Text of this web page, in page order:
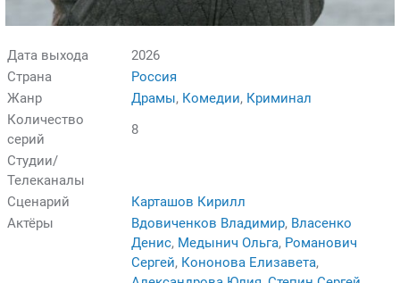
Дата выхода
2026
Страна
Россия
Жанр
Драмы, Комедии, Криминал
Количество
серий
8
Студии/
Телеканалы
Сценарий
Карташов Кирилл
Актёры
Вдовиченков Владимир, Власенко
Денис, Медынич Ольга, Романович
Сергей, Кононова Елизавета,